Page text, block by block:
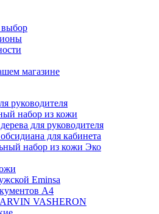
выбор
магазине
руководителя
набор из кожи
для руководителя
для кабинета
набор из кожи Эко
Eminsa
А4
VASHERON